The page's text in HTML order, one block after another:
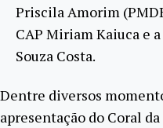
Priscila Amorim
CAP Miriam Kaiuca e
Souza Costa.
Dentre diversos
apresentação do Coral